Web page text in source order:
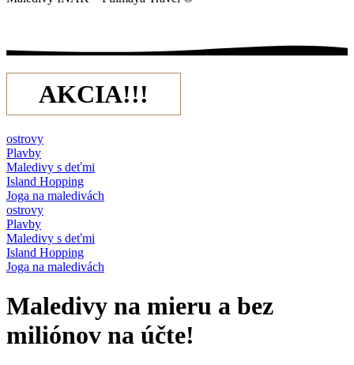
AKCIA!!!
ostrovy
Plavby
Maledivy s deťmi
Island Hopping
Joga na maledivách
ostrovy
Plavby
Maledivy s deťmi
Island Hopping
Joga na maledivách
Maledivy na mieru a bez
miliónov na účte!